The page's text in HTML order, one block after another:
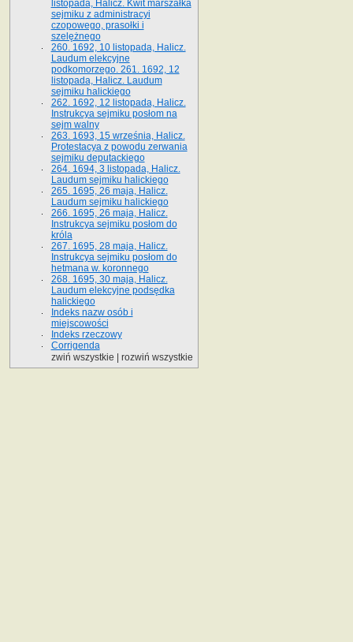
listopada, Halicz. Kwit marszałka
sejmiku z administracyi
czopowego, prasołki i
szelężnego
260. 1692, 10 listopada, Halicz.
Laudum elekcyjne
podkomorzego. 261. 1692, 12
listopada, Halicz. Laudum
sejmiku halickiego
262. 1692, 12 listopada, Halicz.
Instrukcya sejmiku posłom na
sejm walny
263. 1693, 15 września, Halicz.
Protestacya z powodu zerwania
sejmiku deputackiego
264. 1694, 3 listopada, Halicz.
Laudum sejmiku halickiego
265. 1695, 26 maja, Halicz.
Laudum sejmiku halickiego
266. 1695, 26 maja, Halicz.
Instrukcya sejmiku posłom do
króla
267. 1695, 28 maja, Halicz.
Instrukcya sejmiku posłom do
hetmana w. koronnego
268. 1695, 30 maja, Halicz.
Laudum elekcyjne podsędka
halickiego
Indeks nazw osób i
miejscowości
Indeks rzeczowy
Corrigenda
zwiń wszystkie
rozwiń wszystkie